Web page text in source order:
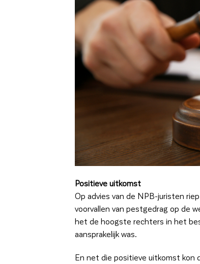
Positieve uitkomst
Op advies van de NPB-juristen
voorvallen van pestgedrag op de
het de hoogste rechters in het
aansprakelijk was.
En net die positieve uitkomst kon